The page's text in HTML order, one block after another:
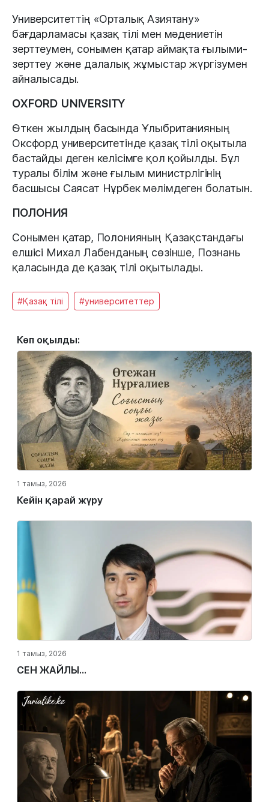
Университеттің «Орталық Азиятану»
бағдарламасы қазақ тілі мен мәдениетін
зерттеумен, сонымен қатар аймақта ғылыми-
зерттеу және далалық жұмыстар жүргізумен
айналысады.
OXFORD UNIVERSITY
Өткен жылдың басында Ұлыбританияның
Оксфорд университетінде қазақ тілі оқытыла
бастайды деген келісімге қол қойылды. Бұл
туралы білім және ғылым министрлігінің
басшысы Саясат Нұрбек мәлімдеген болатын.
ПОЛОНИЯ
Сонымен қатар, Полонияның Қазақстандағы
елшісі Михал Лабенданың сөзінше, Познань
қаласында де қазақ тілі оқытылады.
#Қазақ тілі #университеттер
Көп оқылды:
1 тамыз, 2026
Кейін қарай жүру
1 тамыз, 2026
СЕН ЖАЙЛЫ...